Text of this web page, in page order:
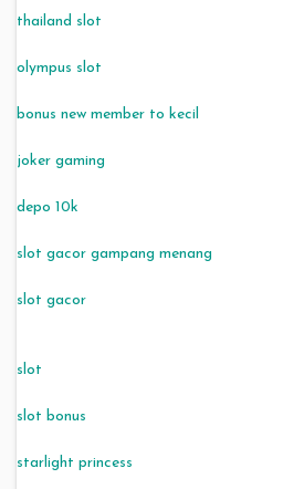
thailand slot
olympus slot
bonus new member to kecil
joker gaming
depo 10k
slot gacor gampang menang
slot gacor
slot
slot bonus
starlight princess